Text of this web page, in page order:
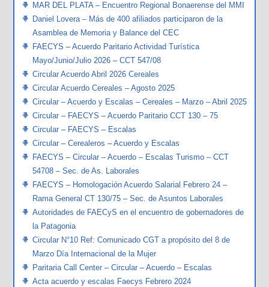
MAR DEL PLATA – Encuentro Regional Bonaerense del MMI
Daniel Lovera – Más de 400 afiliados participaron de la
Asamblea de Memoria y Balance del CEC
FAECYS – Acuerdo Paritario Actividad Turística
Mayo/Junio/Julio 2026 – CCT 547/08
Circular Acuerdo Abril 2026 Cereales
Circular Acuerdo Cereales – Agosto 2025
Circular – Acuerdo y Escalas – Cereales – Marzo – Abril 2025
Circular – FAECYS – Acuerdo Paritario CCT 130 – 75
Circular – FAECYS – Escalas
Circular – Cerealeros – Acuerdo y Escalas
FAECYS – Circular – Acuerdo – Escalas Turismo – CCT
54708 – Sec. de As. Laborales
FAECYS – Homologación Acuerdo Salarial Febrero 24 –
Rama General CT 130/75 – Sec. de Asuntos Laborales
Autoridades de FAECyS en el encuentro de gobernadores de
la Patagonia
Circular N°10 Ref: Comunicado CGT a propósito del 8 de
Marzo Día Internacional de la Mujer
Paritaria Call Center – Circular – Acuerdo – Escalas
Acta acuerdo y escalas Faecys Febrero 2024